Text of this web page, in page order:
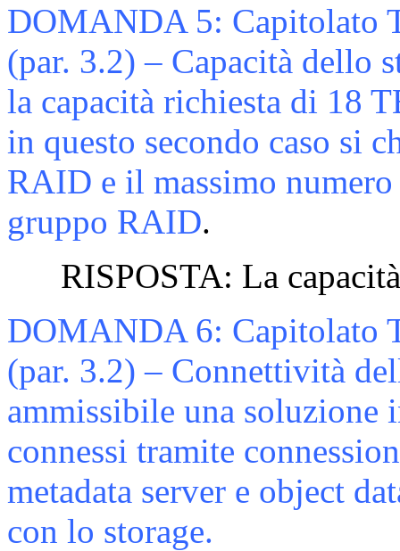
DOMANDA 5: Capitolato
(par. 3.2) – Capacità dello
la capacità richiesta di 18
in questo secondo caso si
RAID e il massimo
gruppo RAID.
RISPOSTA: La
DOMANDA 6: Capitolato
(par. 3.2) – Connettività
ammissibile una
connessi tramite
metadata server e object
con lo storage.